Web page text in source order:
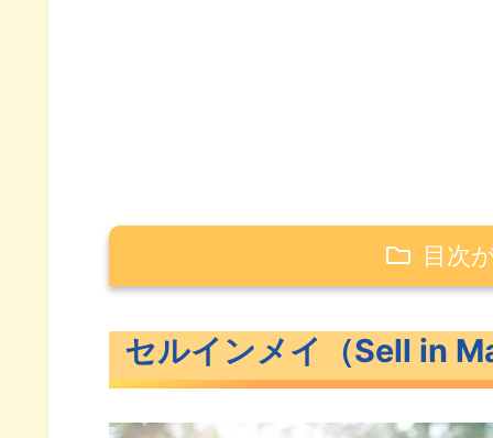
目次
セルインメイ（Sell in May）と
セルインメイ（Sell in